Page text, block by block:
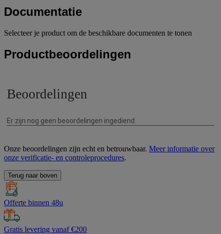
Documentatie
Selecteer je product om de beschikbare documenten te tonen
Productbeoordelingen
Onze beoordelingen zijn echt en betrouwbaar. Meer informatie over
onze verificatie- en controleprocedures.
Terug naar boven
Offerte binnen 48u
Gratis levering vanaf €200